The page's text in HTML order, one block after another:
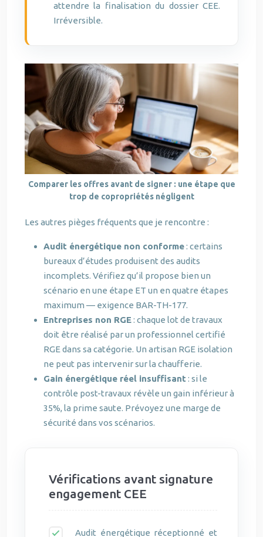
attendre la finalisation du dossier CEE.
Irréversible.
Comparer les offres avant de signer : une étape que
trop de copropriétés négligent
Les autres pièges fréquents que je rencontre :
Audit énergétique non conforme: certains
bureaux d’études produisent des audits
incomplets. Vérifiez qu’il propose bien un
scénario en une étape ET un en quatre étapes
maximum — exigence BAR-TH-177.
Entreprises non RGE: chaque lot de travaux
doit être réalisé par un professionnel certifié
RGE dans sa catégorie. Un artisan RGE isolation
ne peut pas intervenir sur la chaufferie.
Gain énergétique réel insuffisant : si le
contrôle post-travaux révèle un gain inférieur à
35%, la prime saute. Prévoyez une marge de
sécurité dans vos scénarios.
Vérifications avant signature
engagement CEE
Audit énergétique réceptionné et